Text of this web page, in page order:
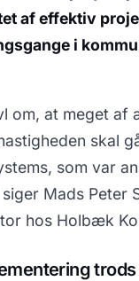
af effektiv
i
om, at meget af
skal
som var
Mads Peter
hos Holbæk